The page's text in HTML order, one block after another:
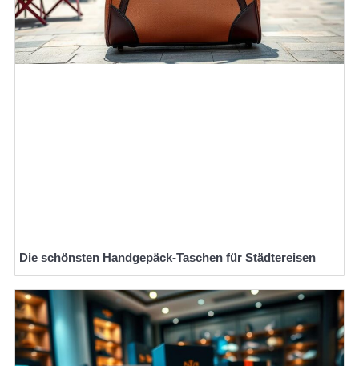
Die schönsten Handgepäck-Taschen für Städtereisen